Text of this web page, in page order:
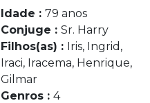
Idade : 79 anos
Conjuge : Sr. Harry
Filhos(as) : Iris, Ingrid,
Iraci, Iracema, Henrique,
Gilmar
Genros : 4